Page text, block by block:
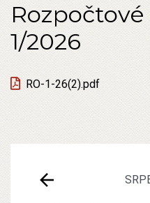
1/2026
RO-1-26(2).pdf